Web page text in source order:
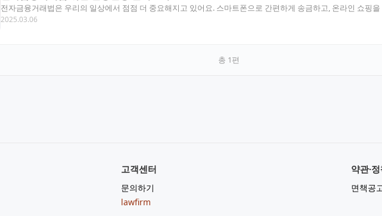
전자금융거래법은 우리의 일상에서 점점 더 중요해지고 있어요. 스마트폰으로 간편하게 송금하고, 온라인 쇼핑
경을 만들어주는 역할을 합…
2025.03.06
총 1편
고객센터
문의하기
lawfirm
약관·
면책공